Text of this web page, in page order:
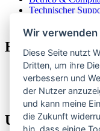
Technischer
Eigene
ClubCoPilot
CompElo
Alle Produkte
Unternehmen
Wir verwenden
Diese Seite nutzt
Dritten, um ihre
verbessern und
der Nutzer
und kann meine
die Zukunft
hin, dass einige